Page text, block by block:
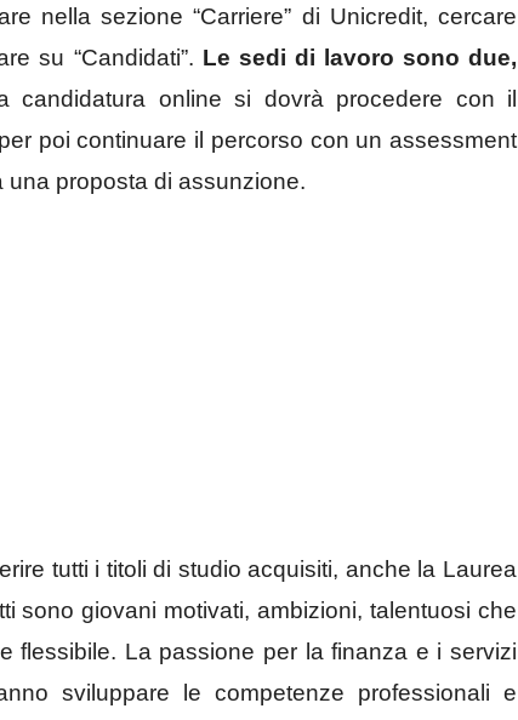
nella sezione “Carriere” di Unicredit, cercare
su “Candidati”. Le sedi di lavoro sono due,
candidatura online si dovrà procedere con il
poi continuare il percorso con un assessment
una proposta di assunzione.
tutti i titoli di studio acquisiti, anche la Laurea
sono giovani motivati, ambizioni, talentuosi che
flessibile. La passione per la finanza e i servizi
sviluppare le competenze professionali e